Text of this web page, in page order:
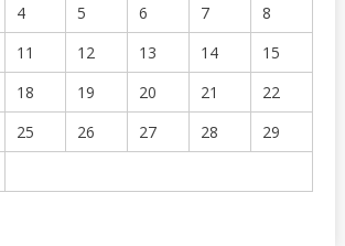
4 5 6 7
8
11 12 13 14
15
18 19 20 21
22
25 26 27 28
29